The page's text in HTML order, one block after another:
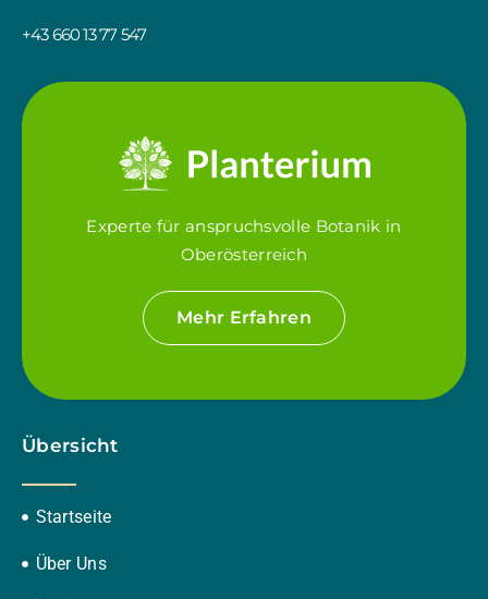
+43 660 13 77 547
Experte für anspruchsvolle Botanik in
Oberösterreich
Mehr Erfahren
Übersicht
Startseite
Über Uns